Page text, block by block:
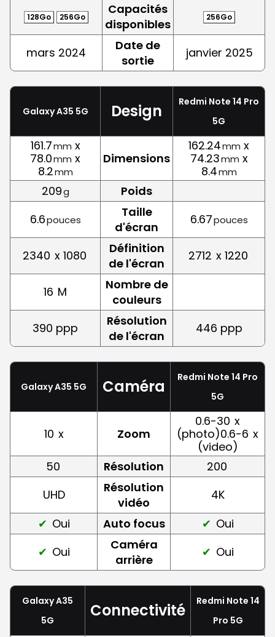
128Go 256Go
Capacités
disponibles
256Go
mars 2024
Date de
sortie
janvier 2025
Galaxy A35 5G Design
Redmi Note 14 Pro
5G
161.7mm x
78.0mm x
8.2mm
Dimensions
162.24mm x
74.23mm x
8.4mm
209g
Poids
6.6pouces
Taille
d'écran
6.67pouces
2340 x 1080
Définition
de l'écran
2712 x 1220
16 M
Nombre de
couleurs
390 ppp
Résolution
de l'écran
446 ppp
Galaxy A35 5G Caméra
Redmi Note 14 Pro
5G
10 x Zoom
0.6-30 x
(photo)0.6-6 x
(video)
50
Résolution
200
UHD
Résolution
vidéo
4K
Oui
Auto focus
Oui
Oui
Caméra
arrière
Oui
Galaxy A35
5G
Connectivité
Redmi Note 14
Pro 5G